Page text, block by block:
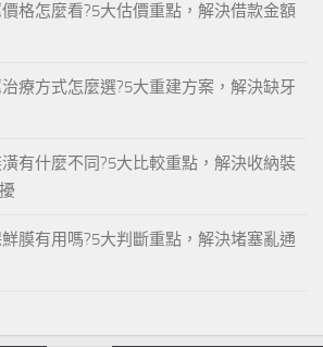
格怎麼看?5大估價重點，解決借款金額
療方式怎麼選?5大重建方案，解決缺牙
有什麼不同?5大比較重點，解決收納裝
膜有用嗎?5大判斷重點，解決堵塞亂通